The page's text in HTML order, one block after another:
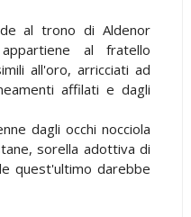
al trono di Aldenor
al fratello
all'oro, arricciati ad
affilati e dagli
dagli occhi nocciola
sorella adottiva di
quest'ultimo darebbe